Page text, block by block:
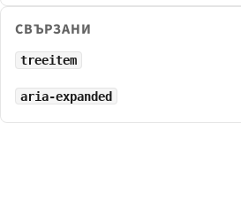
СВЪРЗАНИ
treeitem
aria-expanded